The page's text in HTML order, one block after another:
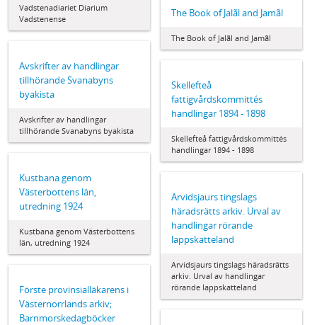
Vadstenadiariet Diarium
Vadstenense
The Book of Jalãl and Jamãl
The Book of Jalãl and Jamãl
Avskrifter av handlingar
tillhörande Svanabyns
byakista
Avskrifter av handlingar
tillhörande Svanabyns byakista
Skellefteå
fattigvårdskommittés
handlingar 1894 - 1898
Skellefteå fattigvårdskommittés
handlingar 1894 - 1898
Kustbana genom
Västerbottens län,
utredning 1924
Kustbana genom Västerbottens
län, utredning 1924
Arvidsjaurs tingslags
häradsrätts arkiv. Urval av
handlingar rörande
lappskatteland
Arvidsjaurs tingslags häradsrätts
arkiv. Urval av handlingar
rörande lappskatteland
Förste provinsialläkarens i
Västernorrlands arkiv;
Barnmorskedagböcker